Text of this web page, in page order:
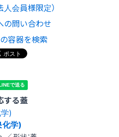
人会員様限定）
の問い合わせ
容器を検索
する蓋
学)